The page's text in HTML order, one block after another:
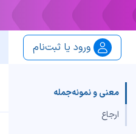
ورود یا ثبت‌نام
معنی و نمونه‌جمله
ارجاع